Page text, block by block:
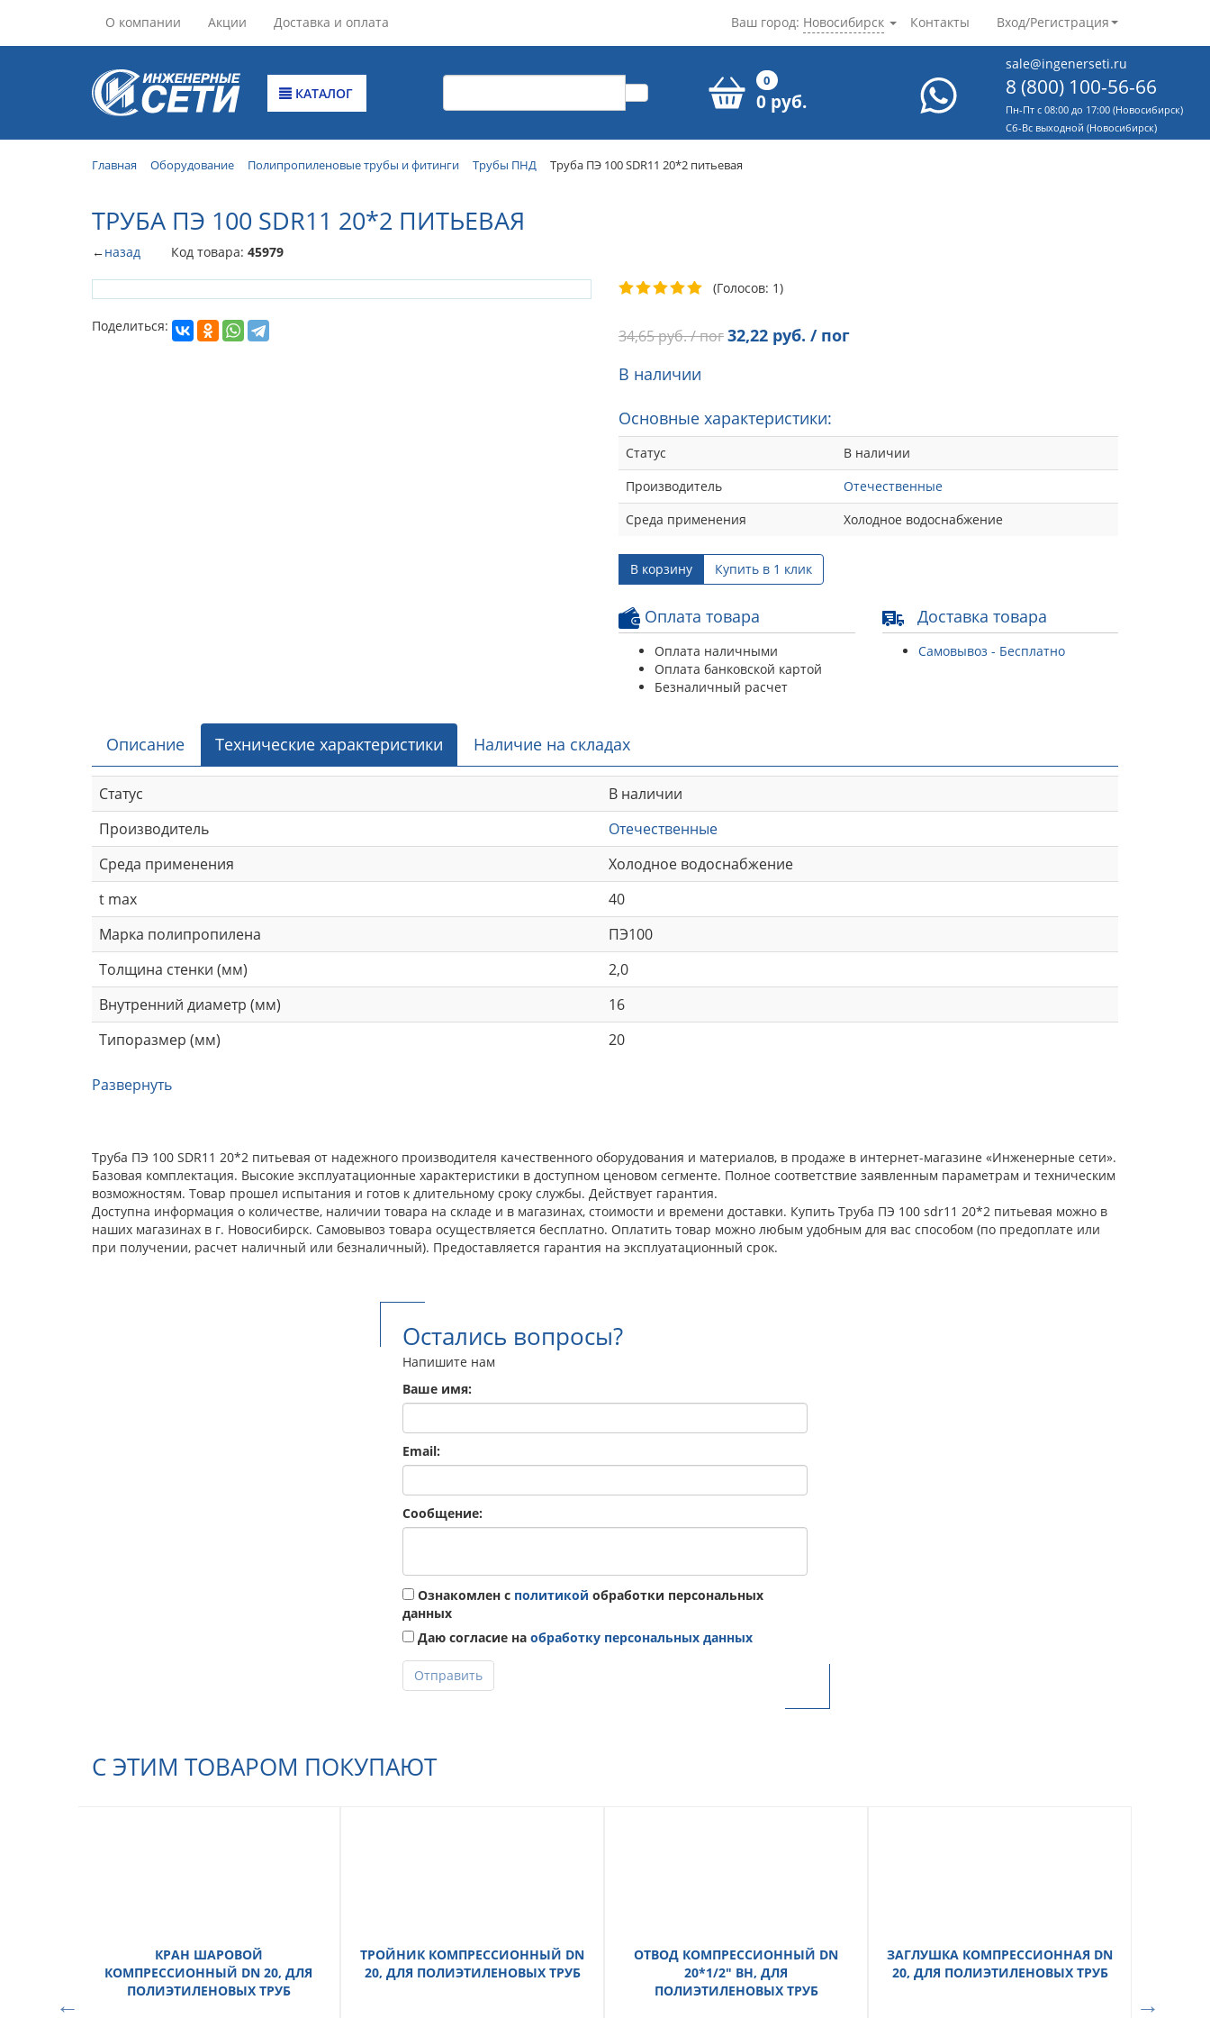
О компании Акции Доставка и оплата Контакты Вход/Регистрация
Ваш город: Новосибирск
КАТАЛОГ
0
0 руб.
sale@ingenerseti.ru
8 (800) 100-56-66
Пн-Пт с 08:00 до 17:00 (Новосибирск)
Cб-Вс выходной (Новосибирск)
Главная Оборудование Полипропиленовые трубы и фитинги Трубы ПНД Труба ПЭ 100 SDR11 20*2 питьевая
ТРУБА ПЭ 100 SDR11 20*2 ПИТЬЕВАЯ
←назад Код товара: 45979
Поделиться:
(Голосов: 1)
34,65руб. / пог32,22 руб. / пог
В наличии
Основные характеристики:
Статус
В наличии
Производитель
Отечественные
Среда применения
Холодное водоснабжение
В корзину Купить в 1 клик
Оплата товара
Оплата наличными
Оплата банковской картой
Безналичный расчет
Доставка товара
Самовывоз - Бесплатно
Описание Технические характеристики Наличие на складах
Статус
В наличии
Производитель
Отечественные
Среда применения
Холодное водоснабжение
t max
40
Марка полипропилена
ПЭ100
Толщина стенки (мм)
2,0
Внутренний диаметр (мм)
16
Типоразмер (мм)
20
Развернуть
Труба ПЭ 100 SDR11 20*2 питьевая от надежного производителя качественного оборудования и материалов, в продаже в интернет-магазине «Инженерные сети».
Базовая комплектация. Высокие эксплуатационные характеристики в доступном ценовом сегменте. Полное соответствие заявленным параметрам и техническим
возможностям. Товар прошел испытания и готов к длительному сроку службы. Действует гарантия.
Доступна информация о количестве, наличии товара на складе и в магазинах, стоимости и времени доставки. Купить Труба ПЭ 100 sdr11 20*2 питьевая можно в
наших магазинах в г. Новосибирск. Самовывоз товара осуществляется бесплатно. Оплатить товар можно любым удобным для вас способом (по предоплате или
при получении, расчет наличный или безналичный). Предоставляется гарантия на эксплуатационный срок.
Остались вопросы?
Напишите нам
Ваше имя:
Email:
Сообщение:
Ознакомлен с политикой обработки персональных
данных
Даю согласие на обработку персональных данных
Отправить
С ЭТИМ ТОВАРОМ ПОКУПАЮТ
КРАН ШАРОВОЙ
КОМПРЕССИОННЫЙ DN 20, ДЛЯ
ПОЛИЭТИЛЕНОВЫХ ТРУБ
ТРОЙНИК КОМПРЕССИОННЫЙ DN
20, ДЛЯ ПОЛИЭТИЛЕНОВЫХ ТРУБ
ОТВОД КОМПРЕССИОННЫЙ DN
20*1/2" ВН, ДЛЯ
ПОЛИЭТИЛЕНОВЫХ ТРУБ
ЗАГЛУШКА КОМПРЕССИОННАЯ DN
20, ДЛЯ ПОЛИЭТИЛЕНОВЫХ ТРУБ